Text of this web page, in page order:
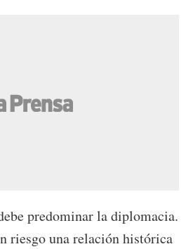
predominar la diplomacia.
riesgo una relación histórica